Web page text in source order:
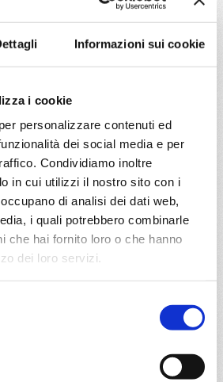
Informazioni sui cookie
i cookie
personalizzare contenuti ed
dei social media e per
Condividiamo inoltre
in cui utilizzi il nostro sito con i
di analisi dei dati web,
i quali potrebbero combinarle
che hai fornito loro o che hanno
dei loro servizi.
a partire da
€ 1.109
daPort CanaveralconMSC
Grandiosa
Ocean Cay Msc Marine Reserve,
Nassau, Ocean Cay Msc
Da-Nang, Port Canaveral
27/02/2027